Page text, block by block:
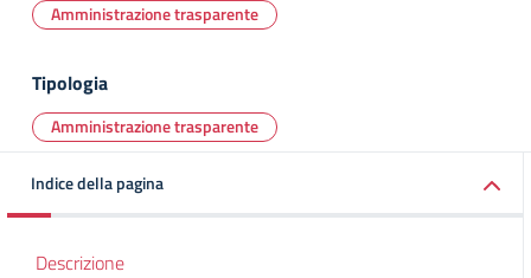
Amministrazione trasparente
Tipologia
Amministrazione trasparente
Indice della pagina
Descrizione